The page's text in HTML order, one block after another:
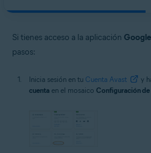
Si tienes acceso a la aplicación
pasos:
Inicia sesión en tu Cuenta Avast y
cuenta en el mosaico Configuración de